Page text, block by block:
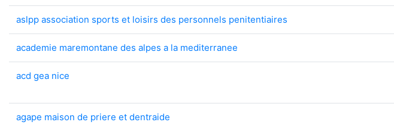
aslpp association sports et loisirs des personnels penitentiaires
academie maremontane des alpes a la mediterranee
acd gea nice
agape maison de priere et dentraide